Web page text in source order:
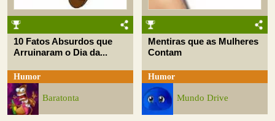
10 Fatos Absurdos que
Arruinaram o Dia da...
Humor
Baratonta
Mentiras que as Mulheres
Contam
Humor
Mundo Drive